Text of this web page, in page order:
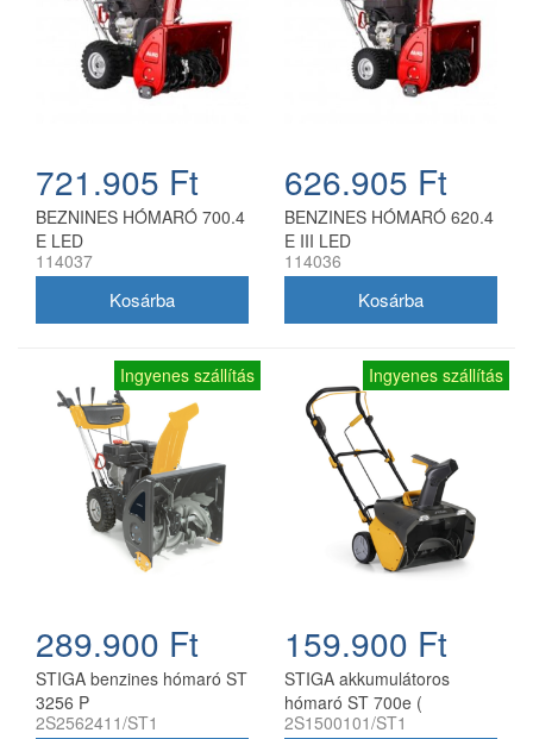
721.905 Ft
BEZNINES HÓMARÓ 700.4
E LED
114037
626.905 Ft
BENZINES HÓMARÓ 620.4
E III LED
114036
Ingyenes szállítás
289.900 Ft
STIGA benzines hómaró ST
3256 P
2S2562411/ST1
Ingyenes szállítás
159.900 Ft
STIGA akkumulátoros
hómaró ST 700e (
akkumulátor és töltő nélkül )
2S1500101/ST1